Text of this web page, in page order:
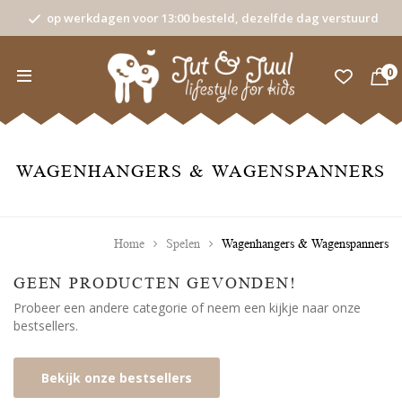
op werkdagen voor 13:00 besteld, dezelfde dag verstuurd
0
WAGENHANGERS & WAGENSPANNERS
Home Spelen Wagenhangers & Wagenspanners
GEEN PRODUCTEN GEVONDEN!
Probeer een andere categorie of neem een kijkje naar onze
bestsellers.
Bekijk onze bestsellers